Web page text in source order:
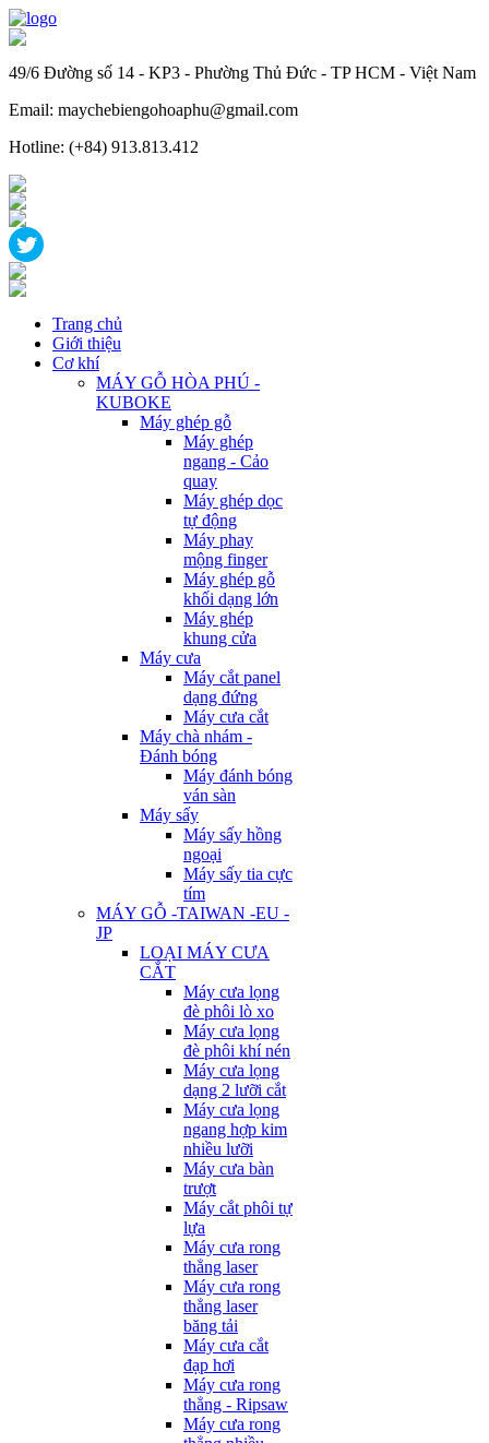
49/6 Đường số 14 - KP3 - Phường Thủ Đức - TP HCM - Việt Nam
Email: maychebiengohoaphu@gmail.com
Hotline: (+84) 913.813.412
Trang chủ
Giới thiệu
Cơ khí
MÁY GỖ HÒA PHÚ -
KUBOKE
Máy ghép gỗ
Máy ghép
ngang - Cảo
quay
Máy ghép dọc
tự động
Máy phay
mộng finger
Máy ghép gỗ
khối dạng lớn
Máy ghép
khung cửa
Máy cưa
Máy cắt panel
dạng đứng
Máy cưa cắt
Máy chà nhám -
Đánh bóng
Máy đánh bóng
ván sàn
Máy sấy
Máy sấy hồng
ngoại
Máy sấy tia cực
tím
MÁY GỖ -TAIWAN -EU -
JP
LOẠI MÁY CƯA
CẮT
Máy cưa lọng
đè phôi lò xo
Máy cưa lọng
đè phôi khí nén
Máy cưa lọng
dạng 2 lưỡi cắt
Máy cưa lọng
ngang hợp kim
nhiều lưỡi
Máy cưa bàn
trượt
Máy cắt phôi tự
lựa
Máy cưa rong
thẳng laser
Máy cưa rong
thẳng laser
băng tải
Máy cưa cắt
đạp hơi
Máy cưa rong
thẳng - Ripsaw
Máy cưa rong